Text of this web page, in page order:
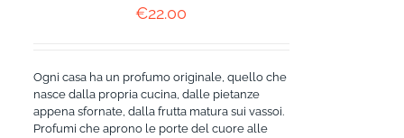
€22.00
Ogni casa ha un profumo originale, quello che
nasce dalla propria cucina, dalle pietanze
appena sfornate, dalla frutta matura sui vassoi.
Profumi che aprono le porte del cuore alle